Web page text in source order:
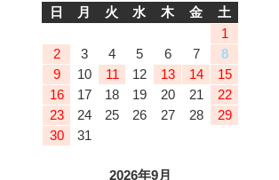
日
月 火 水 木 金
土
1
2
3 4 5 6 7
8
9
10 11 12 13 14
15
16
17 18 19 20 21
22
23
24 25 26 27 28
29
30
31
2026年9月